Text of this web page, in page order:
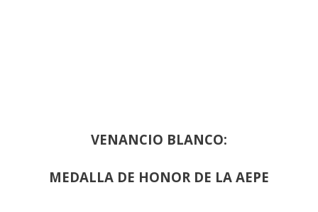
VENANCIO BLANCO:
MEDALLA DE HONOR DE LA AEPE